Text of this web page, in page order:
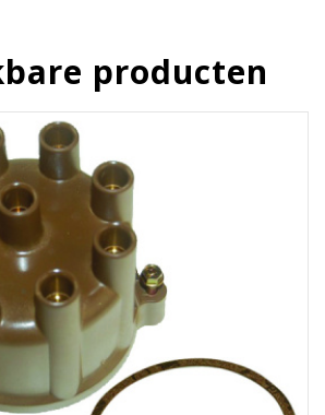
producten